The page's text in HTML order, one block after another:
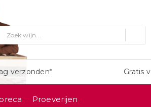
verzonden* Gratis
Proeverijen